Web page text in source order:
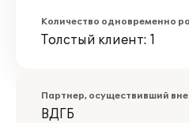
Количество одновременно
Толстый клиент: 1
Партнер, осуществивший
ВДГБ